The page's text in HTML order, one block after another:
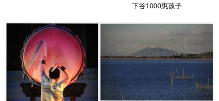
下谷1000惠孩子